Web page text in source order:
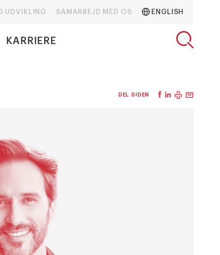
UDVIKLING SAMARBEJD MED OS ENGLISH
KARRIERE
DEL SIDEN